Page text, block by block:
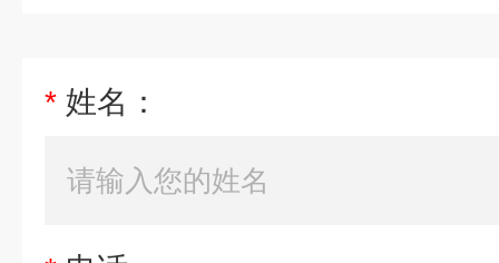
* 姓名：